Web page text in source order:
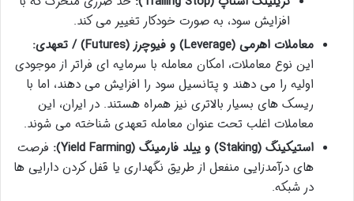
افزایش سود، به صورت خودکار تغییر می کند.
معاملات اهرمی (Leverage) و فیوچرز (Futures) / تعهدی:
این نوع معاملات، امکان معامله با سرمایه ای فراتر از موجودی
اولیه را می دهند و پتانسیل سود را افزایش می دهند، اما با
ریسک های بسیار بالاتری نیز همراه هستند. در ایران، این
معاملات اغلب تحت عنوان معامله تعهدی شناخته می شوند.
استیکینگ (Staking) و ییلد فارمینگ (Yield Farming):
فرصت
های درآمدزایی منفعل از طریق نگهداری یا قفل کردن دارایی ها
در شبکه.